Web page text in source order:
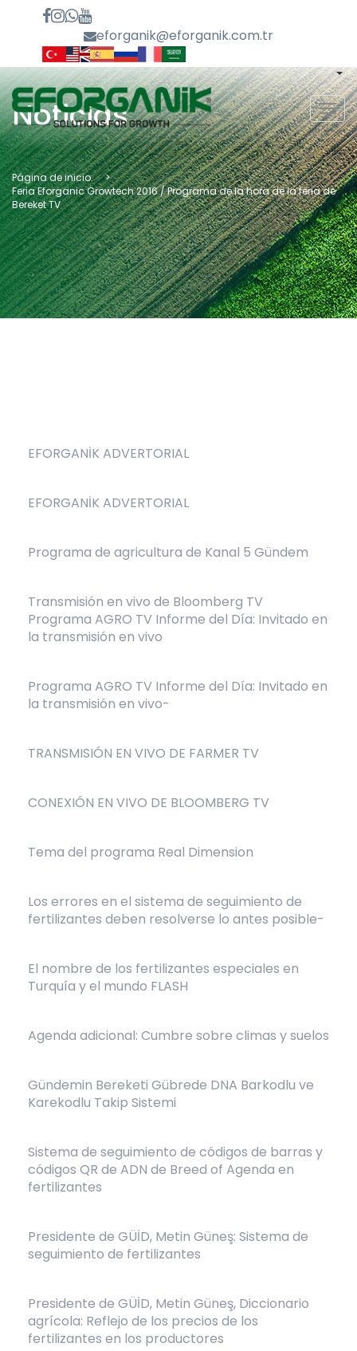
eforganik@eforganik.com.tr
Noticias
Página de inicio.
Feria Eforganic Growtech 2016 / Programa de la hora de la feria de
Bereket TV
EFORGANİK ADVERTORIAL
EFORGANİK ADVERTORIAL
Programa de agricultura de Kanal 5 Gündem
Transmisión en vivo de Bloomberg TV
Programa AGRO TV Informe del Día: Invitado en
la transmisión en vivo
Programa AGRO TV Informe del Día: Invitado en
la transmisión en vivo-
TRANSMISIÓN EN VIVO DE FARMER TV
CONEXIÓN EN VIVO DE BLOOMBERG TV
Tema del programa Real Dimension
Los errores en el sistema de seguimiento de
fertilizantes deben resolverse lo antes posible-
El nombre de los fertilizantes especiales en
Turquía y el mundo FLASH
Agenda adicional: Cumbre sobre climas y suelos
Gündemin Bereketi Gübrede DNA Barkodlu ve
Karekodlu Takip Sistemi
Sistema de seguimiento de códigos de barras y
códigos QR de ADN de Breed of Agenda en
fertilizantes
Presidente de GÜİD, Metin Güneş: Sistema de
seguimiento de fertilizantes
Presidente de GÜİD, Metin Güneş, Diccionario
agrícola: Reflejo de los precios de los
fertilizantes en los productores